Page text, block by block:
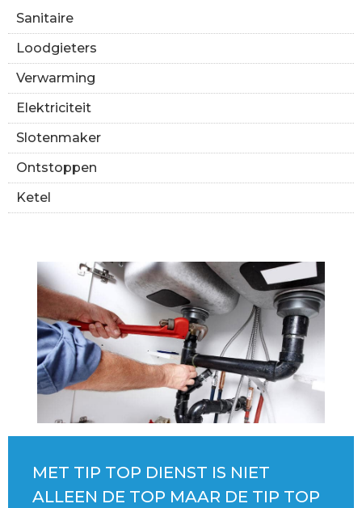
Sanitaire
Loodgieters
Verwarming
Elektriciteit
Slotenmaker
Ontstoppen
Ketel
MET TIP TOP DIENST IS NIET
ALLEEN DE TOP MAAR DE TIP TOP